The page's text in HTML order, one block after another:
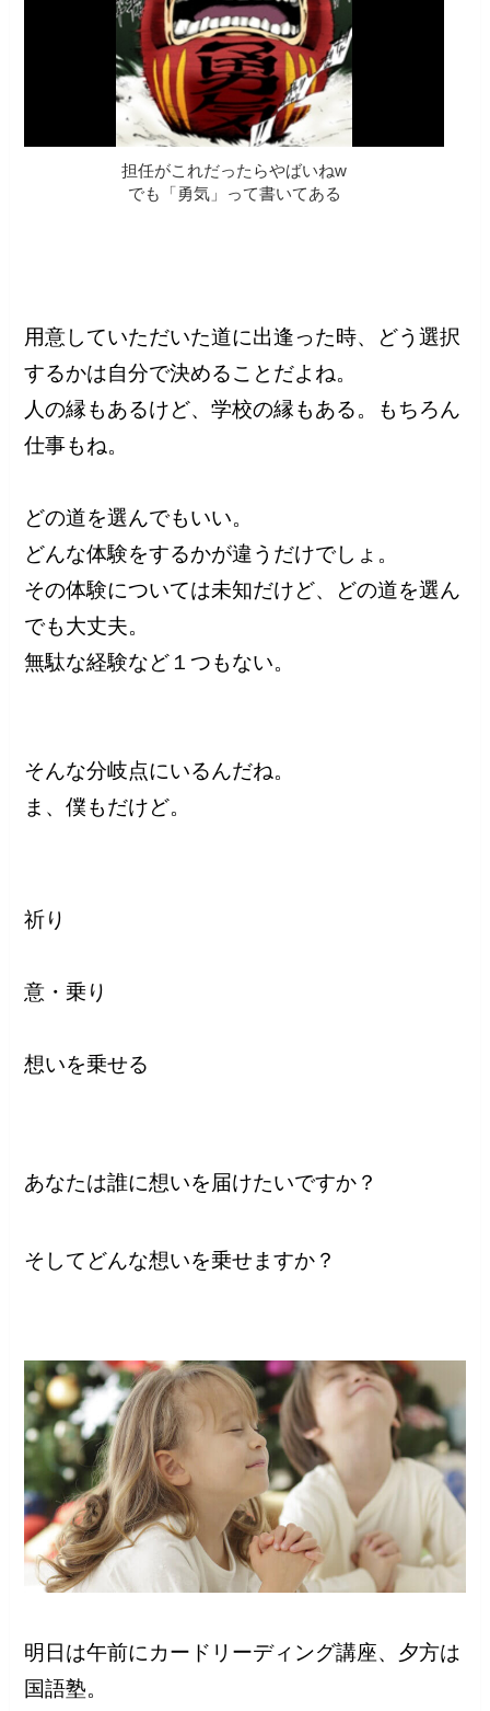
担任がこれだったらやばいねw
でも「勇気」って書いてある
用意していただいた道に出逢った時、どう選択
するかは自分で決めることだよね。
人の縁もあるけど、学校の縁もある。もちろん
仕事もね。
どの道を選んでもいい。
どんな体験をするかが違うだけでしょ。
その体験については未知だけど、どの道を選ん
でも大丈夫。
無駄な経験など１つもない。
そんな分岐点にいるんだね。
ま、僕もだけど。
祈り
意・乗り
想いを乗せる
あなたは誰に想いを届けたいですか？
そしてどんな想いを乗せますか？
明日は午前にカードリーディング講座、夕方は
国語塾。